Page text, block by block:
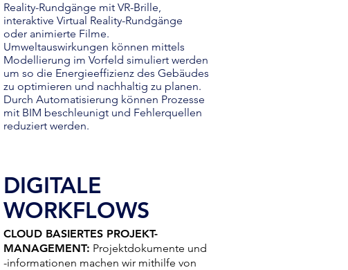
Reality-Rundgänge mit VR-Brille,
interaktive Virtual Reality-Rundgänge
oder animierte Filme.
Umweltauswirkungen können mittels
Modellierung im Vorfeld simuliert werden
um so die Energieeffizienz des Gebäudes
zu optimieren und nachhaltig zu planen.
Durch Automatisierung können Prozesse
mit BIM beschleunigt und Fehlerquellen
reduziert werden.
DIGITALE
WORKFLOWS
CLOUD BASIERTES PROJEKT-
MANAGEMENT: Projektdokumente und
-informationen machen wir mithilfe von